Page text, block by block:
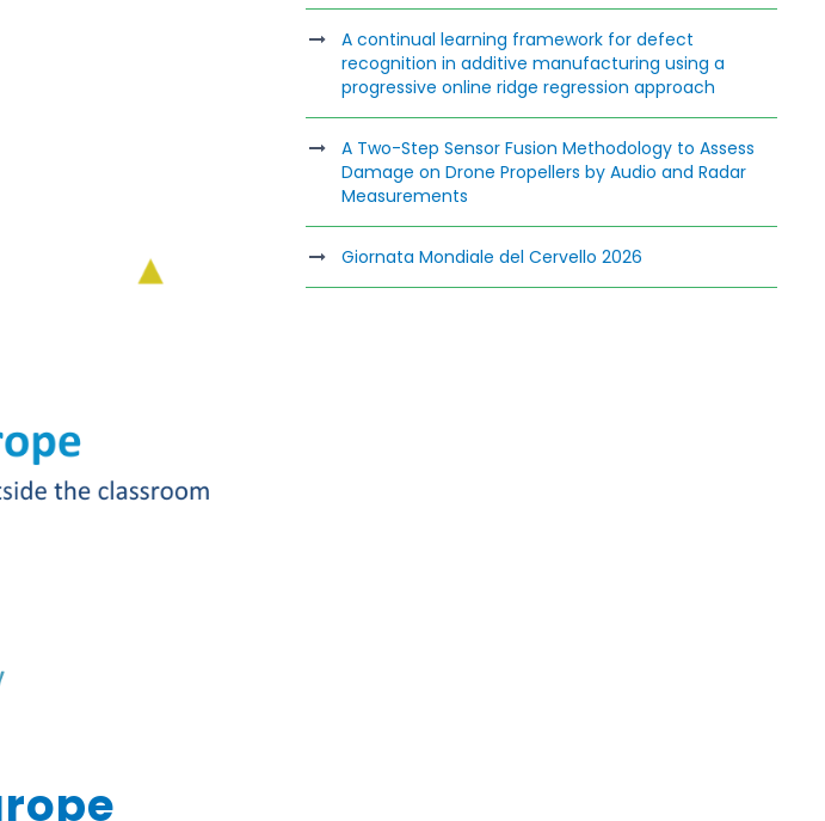
A continual learning framework for defect
recognition in additive manufacturing using a
progressive online ridge regression approach
A Two-Step Sensor Fusion Methodology to Assess
Damage on Drone Propellers by Audio and Radar
Measurements
Giornata Mondiale del Cervello 2026